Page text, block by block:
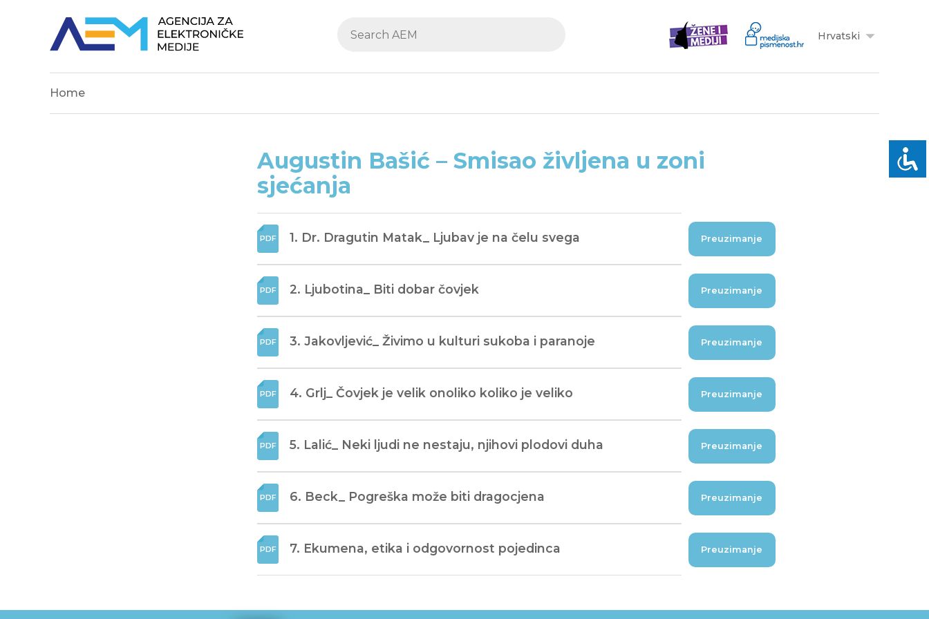
Hrvatski
Home
Augustin Bašić – Smisao življena u zoni
sjećanja
1. Dr. Dragutin Matak_ Ljubav je na čelu svega Preuzimanje
2. Ljubotina_ Biti dobar čovjek Preuzimanje
3. Jakovljević_ Živimo u kulturi sukoba i paranoje Preuzimanje
4. Grlj_ Čovjek je velik onoliko koliko je veliko Preuzimanje
5. Lalić_ Neki ljudi ne nestaju, njihovi plodovi duha Preuzimanje
6. Beck_ Pogreška može biti dragocjena Preuzimanje
7. Ekumena, etika i odgovornost pojedinca Preuzimanje